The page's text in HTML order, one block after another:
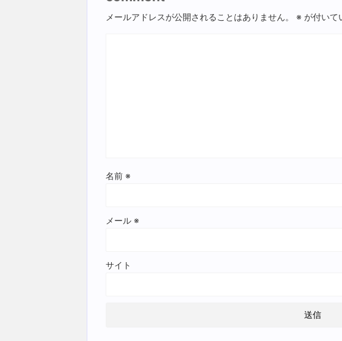
メールアドレスが公開されることはありません。 ※ が付いて
名前 ※
メール ※
サイト